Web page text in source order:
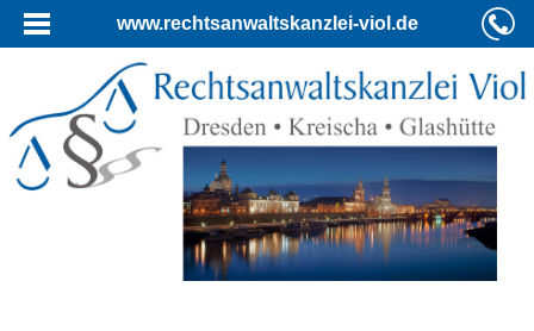
www.rechtsanwaltskanzlei-viol.de